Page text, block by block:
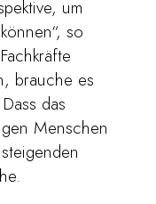
um
so
brauche es
das
Menschen